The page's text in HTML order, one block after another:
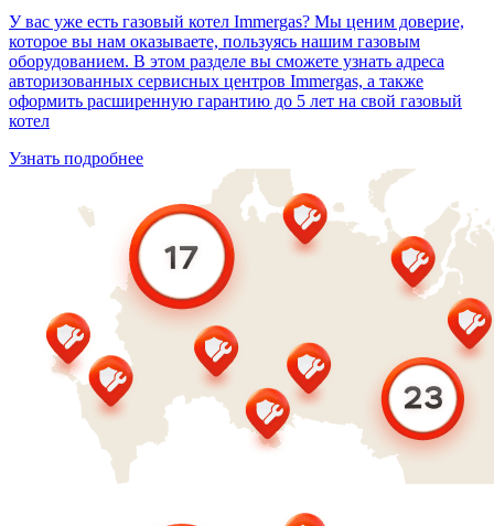
У вас уже есть газовый котел Immergas? Мы ценим доверие,
которое вы нам оказываете, пользуясь нашим газовым
оборудованием. В этом разделе вы сможете узнать адреса
авторизованных сервисных центров Immergas, а также
оформить расширенную гарантию до 5 лет на свой газовый
котел
Узнать подробнее